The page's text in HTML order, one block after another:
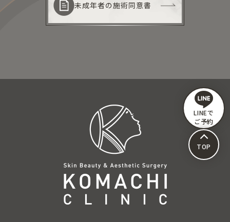
未成年者の施術同意書
LINEで
ご予約
TOP